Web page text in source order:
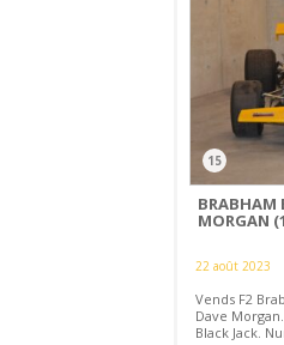
15
BRABHAM
MORGAN
22 août 2023
Vends F2
Dave
Black Jack.